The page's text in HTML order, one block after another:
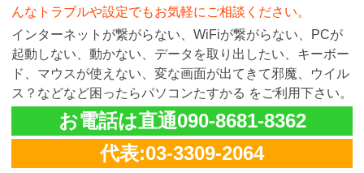
んなトラブルや設定でもお気軽にご相談ください。
インターネットが繋がらない、WiFiが繋がらない、PCが
起動しない、動かない、データを取り出したい、キーボー
ド、マウスが使えない、変な画面が出てきて邪魔、ウイル
ス？などなど困ったらパソコンたすかる をご利用下さい。
お電話は直通090-8681-8362
代表:03-3309-2064